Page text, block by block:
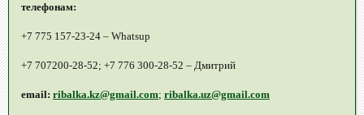
телефонам:
+7 775 157-23-24 – Whatsup
+7 707200-28-52; +7 776 300-28-52 – Дмитрий
email: ribalka.kz@gmail.com; ribalka.uz@gmail.com